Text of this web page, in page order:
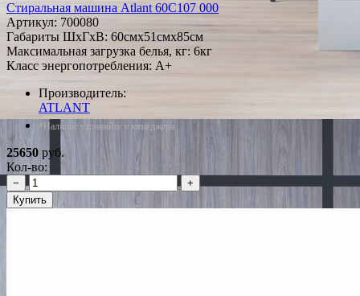
Стиральная машина Atlant 60С107 000
Артикул: 700080
Габариты ШxГxВ: 60смx51смx85см
Максимальная загрузка белья, кг: 6кг
Класс энергопотребления: A+
Производитель:
ATLANT
*Наличие уточняйте у менеджера
25650 руб.
Кол-во:
−
+
Купить